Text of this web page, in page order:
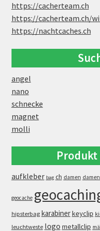
https://cacherteam.ch
https://cacherteam.ch/
https://nachtcaches.ch
angel
nano
schnecke
magnet
molli
aufkleber bag ch damen
geocache
hipsterbag karabinerkeyclip
leuchtweste logo metallclip